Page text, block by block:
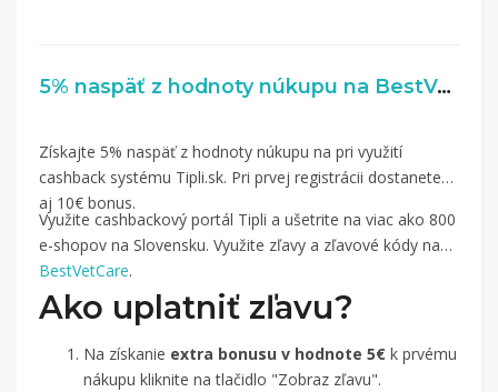
5% naspäť z hodnoty núkupu na BestVetCare.com
Získajte 5% naspäť z hodnoty núkupu na pri využití
cashback systému Tipli.sk. Pri prvej registrácii dostanete
aj 10€ bonus.
Využite cashbackový portál Tipli a ušetrite na viac ako 800
e-shopov na Slovensku. Využite zľavy a zľavové kódy na
BestVetCare.
Ako uplatniť zľavu?
Na získanie extra bonusu v hodnote 5€ k prvému
nákupu kliknite na tlačidlo "Zobraz zľavu".